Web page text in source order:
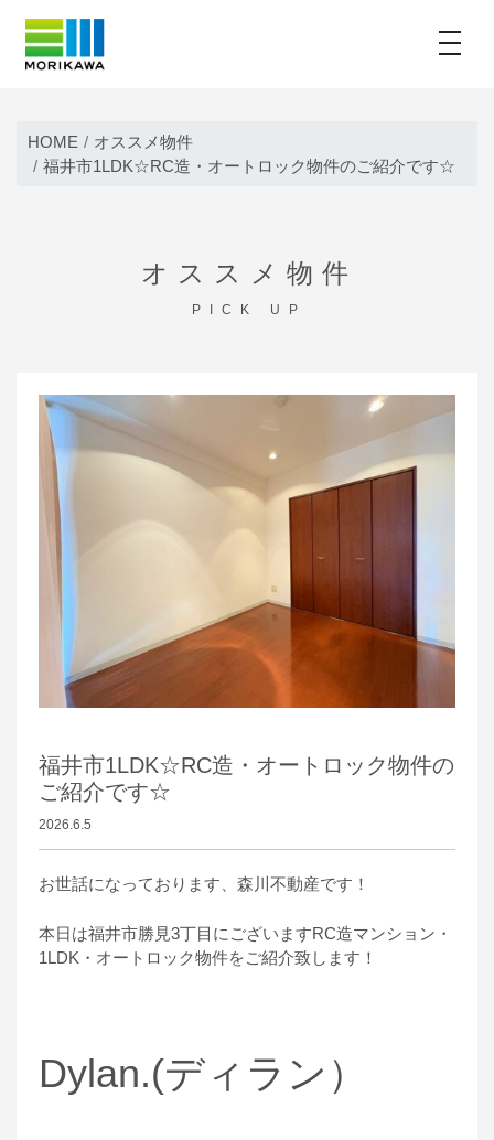
contentHOME
オススメ物件
福井市1LDK☆RC造・オートロック物件のご紹介です☆
オススメ物件
PICK UP
福井市1LDK☆RC造・オートロック物件の
ご紹介です☆
2026.6.5
お世話になっております、森川不動産です！
本日は福井市勝見3丁目にございますRC造マンション・
1LDK・オートロック物件をご紹介致します！
Dylan.(ディラン）